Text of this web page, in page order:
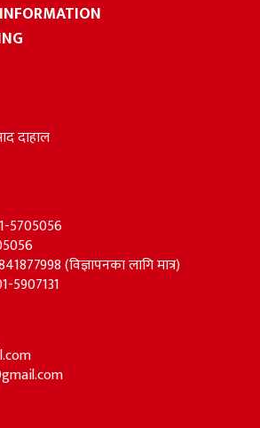
दाहाल
5705056
(विज्ञापनका लागि मात्र)
5907131